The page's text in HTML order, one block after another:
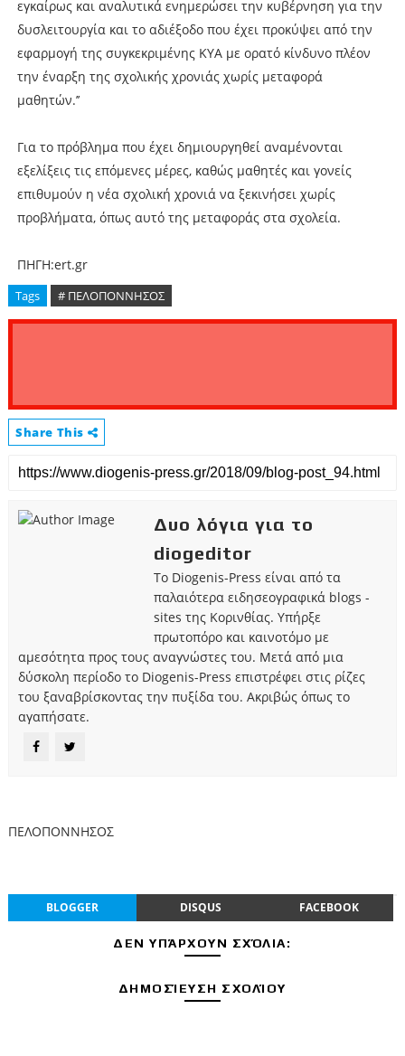
εγκαίρως και αναλυτικά ενημερώσει την κυβέρνηση για την
δυσλειτουργία και το αδιέξοδο που έχει προκύψει από την
εφαρμογή της συγκεκριμένης ΚΥΑ με ορατό κίνδυνο πλέον
την έναρξη της σχολικής χρονιάς χωρίς μεταφορά
μαθητών.’’
Για το πρόβλημα που έχει δημιουργηθεί αναμένονται
εξελίξεις τις επόμενες μέρες, καθώς μαθητές και γονείς
επιθυμούν η νέα σχολική χρονιά να ξεκινήσει χωρίς
προβλήματα, όπως αυτό της μεταφοράς στα σχολεία.
ΠΗΓΗ:ert.gr
Tags # ΠΕΛΟΠΟΝΝΗΣΟΣ
Share This
Δυο λόγια για το
diogeditor
Το Diogenis-Press είναι από τα
παλαιότερα ειδησεογραφικά blogs -
sites της Κορινθίας. Υπήρξε
πρωτοπόρο και καινοτόμο με
αμεσότητα προς τους αναγνώστες του. Μετά από μια
δύσκολη περίοδο το Diogenis-Press επιστρέφει στις ρίζες
του ξαναβρίσκοντας την πυξίδα του. Ακριβώς όπως το
αγαπήσατε.
ΠΕΛΟΠΟΝΝΗΣΟΣ
BLOGGER DISQUS FACEBOOK
ΔΕΝ ΥΠΆΡΧΟΥΝ ΣΧΌΛΙΑ:
ΔΗΜΟΣΊΕΥΣΗ ΣΧΟΛΊΟΥ